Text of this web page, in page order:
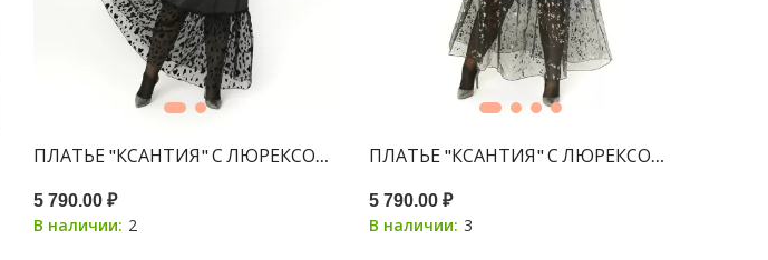
ДЖИНСА
ПЛАТЬЕ "КСАНТИЯ" С ЛЮРЕКСОМ ЧЕРНЫЙ + ОРГАНЗА ЧЕРНАЯ
5 790.00 ₽
В наличии: 2
ПЛАТЬЕ "КСАНТИЯ" С ЛЮРЕКСОМ ЧЕРНЫЙ +
5 790.00 ₽
В наличии: 3